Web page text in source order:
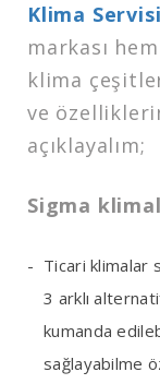
Klima Servisi
markası
klima
ve
açıklayalım;
Sigma
Ticari klimalar
3 arklı
kumanda
sağlayabilme